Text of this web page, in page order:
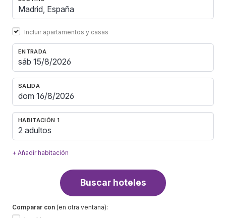
Incluir apartamentos y casas
ENTRADA
SALIDA
HABITACIÓN 1
2 adultos
+ Añadir habitación
Buscar hoteles
Comparar con (en otra ventana):